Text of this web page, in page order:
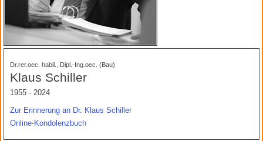
Dr.rer.oec. habil., Dipl.-Ing.oec. (Bau)
Klaus Schiller
1955 - 2024
Zur Erinnerung an Dr. Klaus Schiller
Online-Kondolenzbuch